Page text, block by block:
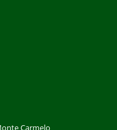
Carmelo